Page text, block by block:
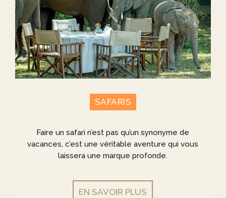
SAFARIS
Faire un safari n’est pas qu’un synonyme de
vacances, c’est une véritable aventure qui vous
laissera une marque profonde.
EN SAVOIR PLUS